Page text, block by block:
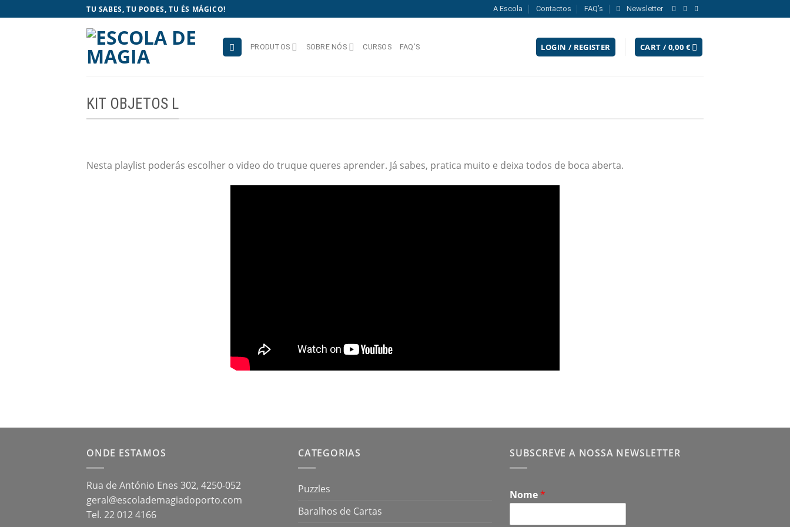
to
TU SABES, TU PODES, TU ÉS MÁGICO! A Escola Contactos FAQ’s Newsletter
PRODUTOS SOBRE NÓS CURSOS FAQ’S LOGIN / REGISTER CART /0,00 €
KIT OBJETOS L
Nesta playlist poderás escolher o video do truque queres aprender. Já sabes, pratica muito e deixa todos de boca aberta.
ONDE ESTAMOS
Rua de António Enes 302, 4250-052
geral@escolademagiadoporto.com
Tel. 22 012 4166
CATEGORIAS
Puzzles
Baralhos de Cartas
SUBSCREVE A NOSSA NEWSLETTER
Nome *